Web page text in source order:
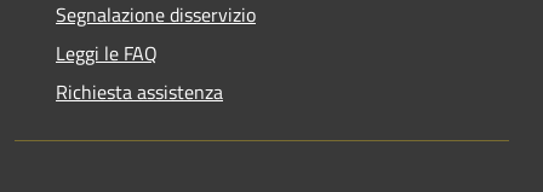
Segnalazione disservizio
Leggi le FAQ
Richiesta assistenza